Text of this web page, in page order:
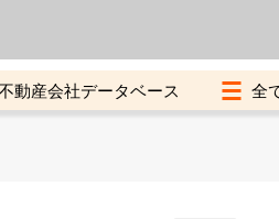
動産会社データベース